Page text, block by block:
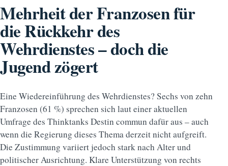
Mehrheit der Franzosen für
die Rückkehr des
Wehrdienstes – doch die
Jugend zögert
Eine Wiedereinführung des Wehrdienstes? Sechs von zehn
Franzosen (61 %) sprechen sich laut einer aktuellen
Umfrage des Thinktanks Destin commun dafür aus – auch
wenn die Regierung dieses Thema derzeit nicht aufgreift.
Die Zustimmung variiert jedoch stark nach Alter und
politischer Ausrichtung. Klare Unterstützung von rechts